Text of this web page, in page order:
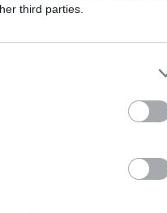
third parties.